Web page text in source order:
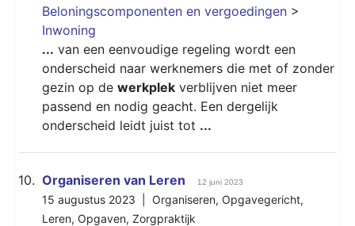
Beloningscomponenten en vergoedingen >
Inwoning
... van een eenvoudige regeling wordt een
onderscheid naar werknemers die met of zonder
gezin op de werkplek verblijven niet meer
passend en nodig geacht. Een dergelijk
onderscheid leidt juist tot ...
10. Organiseren van Leren 12 juni 2023
15 augustus 2023 | Organiseren, Opgavegericht,
Leren, Opgaven, Zorgpraktijk